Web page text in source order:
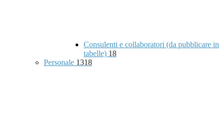
Consulenti e collaboratori (da pubblicare in
tabelle) 18
Personale 1318